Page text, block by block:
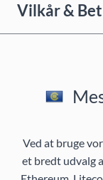
Vilkår &
Ved at bruge
et bredt udvalg